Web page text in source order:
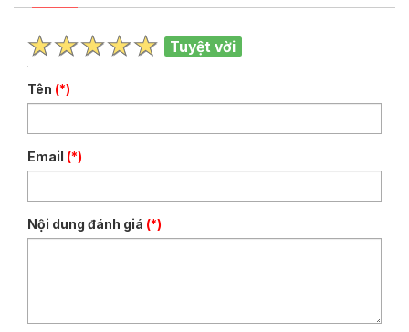
Tuyệt vời
Tên (*)
Email (*)
Nội dung đánh giá (*)